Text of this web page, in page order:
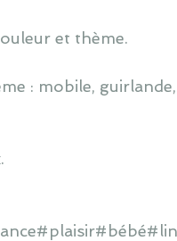
et thème.
: mobile,